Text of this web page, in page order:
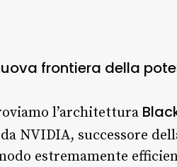
frontiera della
l’architettura
NVIDIA, successore
estremamente